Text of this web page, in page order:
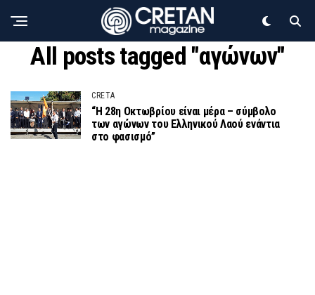
All posts tagged "αγώνων"
CRETA
“Η 28η Οκτωβρίου είναι μέρα – σύμβολο
των αγώνων του Ελληνικού Λαού ενάντια
στο φασισμό”